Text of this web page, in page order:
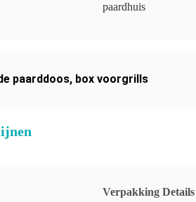
paardhuis
paarddoos, box voorgrills
Verpakking Details